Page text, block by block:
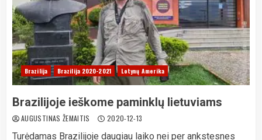
Brazilija Brazilija 2020-2021 Lotynų Amerika
Brazilijoje ieškome paminklų lietuviams
AUGUSTINAS ŽEMAITIS 2020-12-13
Turėdamas Brazilijoje daugiau laiko nei per ankstesnes